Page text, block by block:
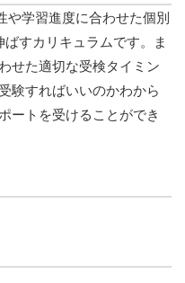
学習進度に合わせた個別
すカリキュラムです。ま
せた適切な受検タイミン
験すればいいのかわから
ートを受けることができ